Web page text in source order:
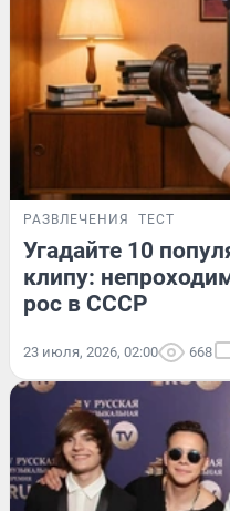
РАЗВЛЕЧЕНИЯ ТЕСТ
Угадайте 10
клипу:
рос в СССР
23 июля, 2026, 02:00 668